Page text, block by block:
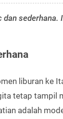
sederhana.
liburan ke
tetap tampil
adalah